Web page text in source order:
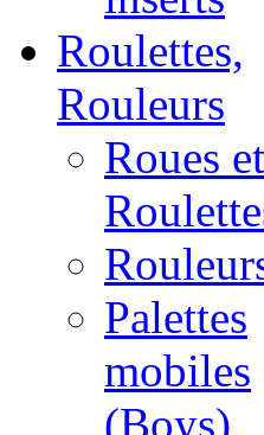
Roulettes,
Rouleurs
Roues et
Palettes
mobiles
(Boys)